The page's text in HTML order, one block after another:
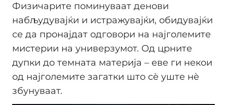
Физичарите поминуваат денови
набљудувајќи и истражувајќи, обидувајќи
се да пронајдат одговори на најголемите
мистерии на универзумот. Од црните
дупки до темната материја – еве ги некои
од најголемите загатки што сè уште нè
збунуваат.